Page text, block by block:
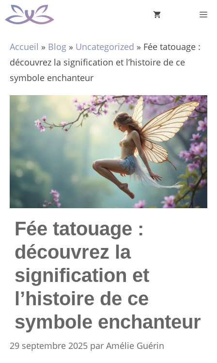
Aller
au
Accueil » Blog » Uncategorized » Fée tatouage :
découvrez la signification et l’histoire de ce
symbole enchanteur
Fée tatouage :
découvrez la
signification et
l’histoire de ce
symbole enchanteur
29 septembre 2025 par Amélie Guérin